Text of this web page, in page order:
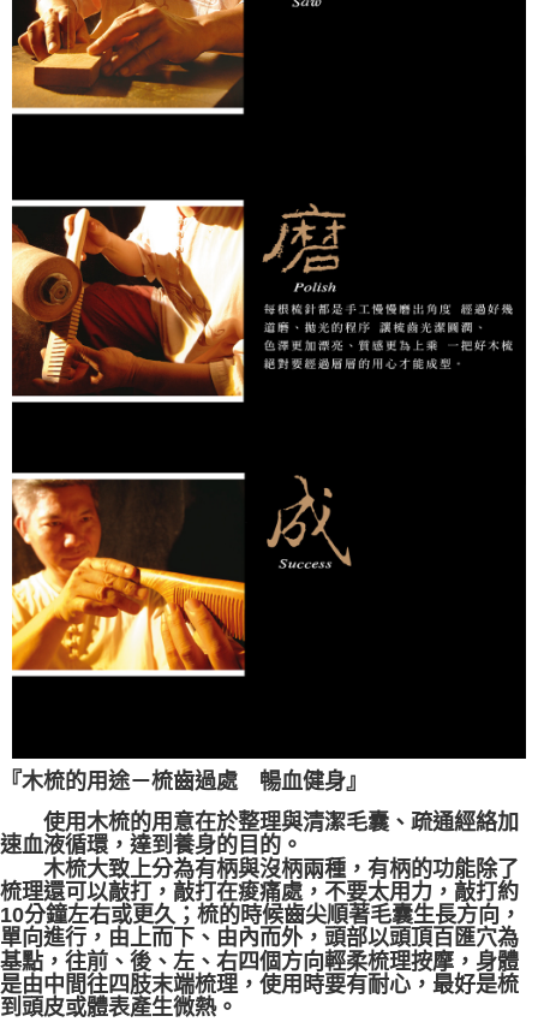
『木梳的用途－梳齒過處 暢血健身』
使用木梳的用意在於整理與清潔毛囊、疏通經絡加
速血液循環，達到養身的目的。
木梳大致上分為有柄與沒柄兩種，有柄的功能除了
梳理還可以敲打，敲打在痠痛處，不要太用力，敲打約
10分鐘左右或更久；梳的時候齒尖順著毛囊生長方向，
單向進行，由上而下、由內而外，頭部以頭頂百匯穴為
基點，往前、後、左、右四個方向輕柔梳理按摩，身體
是由中間往四肢末端梳理，使用時要有耐心，最好是梳
到頭皮或體表產生微熱。